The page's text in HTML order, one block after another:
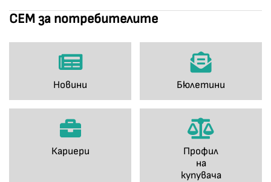
СЕМ за потребителите
Новини Бюлетини
Кариери
Профил
на
купувача